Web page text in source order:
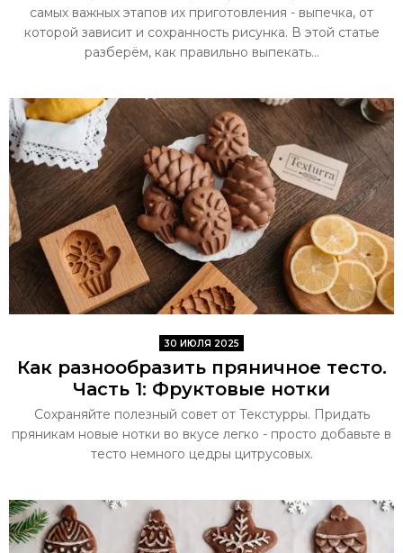
самых важных этапов их приготовления - выпечка, от
которой зависит и сохранность рисунка. В этой статье
разберём, как правильно выпекать...
30 ИЮЛЯ 2025
Как разнообразить пряничное тесто.
Часть 1: Фруктовые нотки
Сохраняйте полезный совет от Текстурры. Придать
пряникам новые нотки во вкусе легко - просто добавьте в
тесто немного цедры цитрусовых.